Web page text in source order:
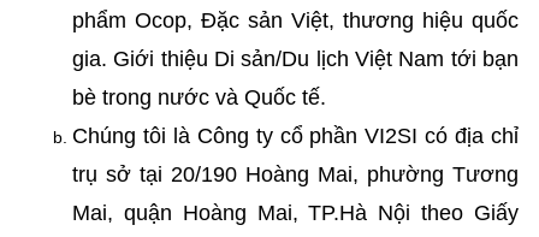
phẩm Ocop, Đặc sản Việt, thương hiệu quốc
gia. Giới thiệu Di sản/Du lịch Việt Nam tới bạn
bè trong nước và Quốc tế.
Chúng tôi là Công ty cổ phần VI2SI có địa chỉ
trụ sở tại 20/190 Hoàng Mai, phường Tương
Mai, quận Hoàng Mai, TP.Hà Nội theo Giấy